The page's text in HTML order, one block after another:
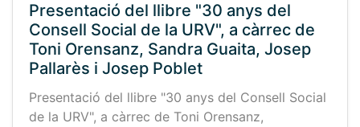
Presentació del llibre "30 anys del
Consell Social de la URV", a càrrec de
Toni Orensanz, Sandra Guaita, Josep
Pallarès i Josep Poblet
Presentació del llibre "30 anys del Consell Social
de la URV", a càrrec de Toni Orensanz,